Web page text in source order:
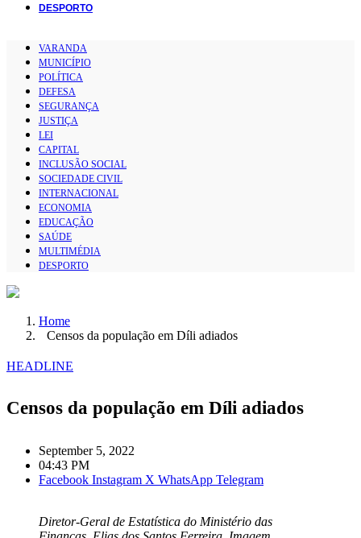
DESPORTO
VARANDA
MUNICÍPIO
POLÍTICA
DEFESA
SEGURANÇA
JUSTIÇA
LEI
CAPITAL
INCLUSÃO SOCIAL
SOCIEDADE CIVIL
INTERNACIONAL
ECONOMIA
EDUCAÇÃO
SAÚDE
MULTIMÉDIA
DESPORTO
Home
Censos da população em Díli adiados
HEADLINE
Censos da população em Díli adiados
September 5, 2022
04:43 PM
Facebook Instagram X WhatsApp Telegram
Diretor-Geral de Estatística do Ministério das